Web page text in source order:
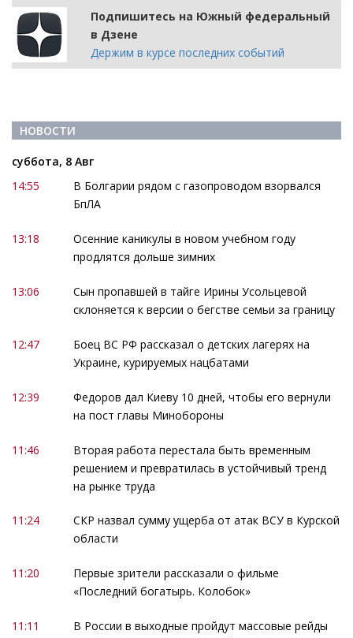
Подпишитесь на Южный федеральный
в Дзене
Держим в курсе последних событий
НОВОСТИ
суббота, 8 Авг
14:55
В Болгарии рядом с газопроводом взорвался
БпЛА
13:18
Осенние каникулы в новом учебном году
продлятся дольше зимних
13:06
Сын пропавшей в тайге Ирины Усольцевой
склоняется к версии о бегстве семьи за границу
12:47
Боец ВС РФ рассказал о детских лагерях на
Украине, курируемых нацбатами
12:39
Федоров дал Киеву 10 дней, чтобы его вернули
на пост главы Минобороны
11:46
Вторая работа перестала быть временным
решением и превратилась в устойчивый тренд
на рынке труда
11:24
СКР назвал сумму ущерба от атак ВСУ в Курской
области
11:20
Первые зрители рассказали о фильме
«Последний богатырь. Колобок»
11:11
В России в выходные пройдут массовые рейды